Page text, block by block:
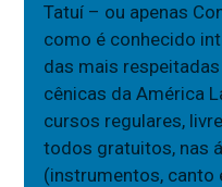
Tatuí – ou apenas
como é conhecido
das mais
cênicas da América
cursos regulares,
todos gratuitos, nas
(instrumentos, canto